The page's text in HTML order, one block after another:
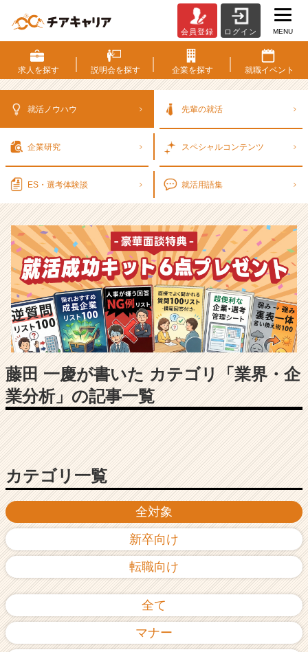
考
対
策・
ウ
ベ
ン
チ
ャ
ー・
成
長
企
業
か
ら
ス
カ
ウ
活
イ
チ
リ
（C
会員登録 ログイン MENU
求人を探す 説明会を探す 企業を探す 就職イベント
就活ノウハウ 先輩の就活
企業研究 スペシャルコンテンツ
ES・選考体験談 就活用語集
藤田 一慶が書いた カテゴリ「業界・企
業分析」の記事一覧
全対象
新卒向け
転職向け
全て
マナー
カテゴリ一覧